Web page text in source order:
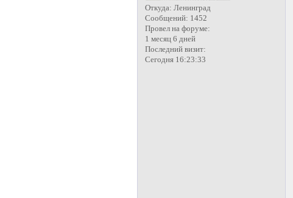
Откуда: Ленинград
Сообщений: 1452
Провел на форуме:
1 месяц 6 дней
Последний визит:
Сегодня 16:23:33